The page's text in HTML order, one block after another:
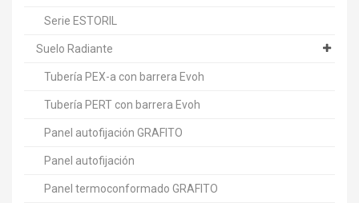
Serie ESTORIL
Suelo Radiante
Tubería PEX-a con barrera Evoh
Tubería PERT con barrera Evoh
Panel autofijación GRAFITO
Panel autofijación
Panel termoconformado GRAFITO